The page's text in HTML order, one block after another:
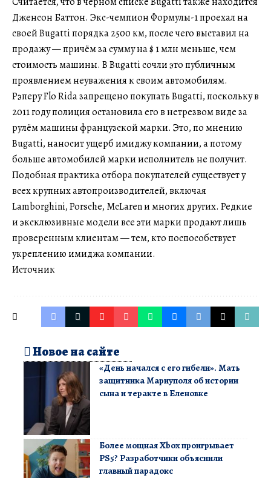
Дженсон Баттон. Экс-чемпион Формулы-1 проехал на
своей Bugatti порядка 2500 км, после чего выставил на
продажу — причём за сумму на $ 1 млн меньше, чем
стоимость машины. В Bugatti сочли это публичным
проявлением неуважения к своим автомобилям.
Рэперу Flo Rida запрещено покупать Bugatti, поскольку в
2011 году полиция остановила его в нетрезвом виде за
рулём машины французской марки. Это, по мнению
Bugatti, наносит ущерб имиджу компании, а потому
больше автомобилей марки исполнитель не получит.
Подобная практика отбора покупателей существует у
всех крупных автопроизводителей, включая
Lamborghini, Porsche, McLaren и многих других. Редкие
и эксклюзивные модели все эти марки продают лишь
проверенным клиентам — тем, кто поспособствует
укреплению имиджа компании.
Источник
Новое на сайте
«День начался с его гибели». Мать
защитника Мариуполя об истории
сына и теракте в Еленовке
Более мощная Xbox проигрывает
PS5? Разработчики объяснили
главный парадокс